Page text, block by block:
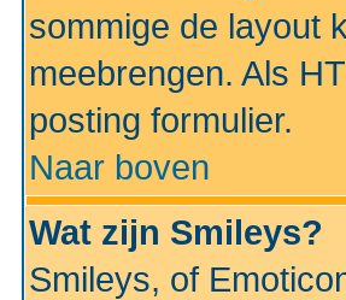
sommige de layout
meebrengen. Als
posting formulier.
Naar boven
Wat zijn Smileys?
Smileys, of